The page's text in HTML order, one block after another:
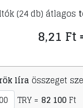
(24 db) átlagos
8,21 Ft
líra összeget
TRY = 82 100Ft